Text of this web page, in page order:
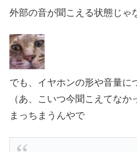
外部の音が聞こえる状態じゃ
でも、イヤホンの形や音量に
（あ、こいつ今聞こえてな
まっちまうんやで